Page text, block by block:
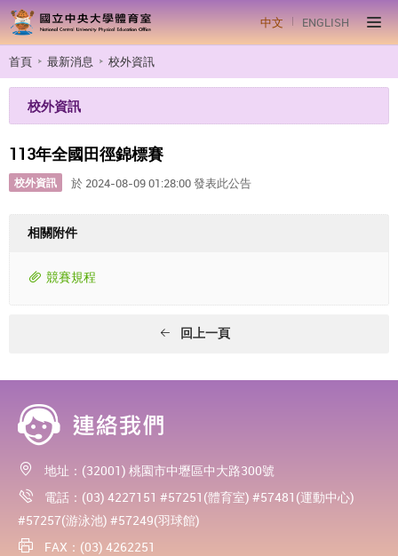
中文 ENGLISH
首頁 最新消息 校外資訊
校外資訊
113年全國田徑錦標賽
校外資訊 於 2024-08-09 01:28:00 發表此公告
相關附件
競賽規程
回上一頁
地址：(32001) 桃園市中壢區中大路300號
電話：(03) 4227151 #57251(體育室) #57481(運動中心)
#57257(游泳池) #57249(羽球館)
FAX：(03) 4262251